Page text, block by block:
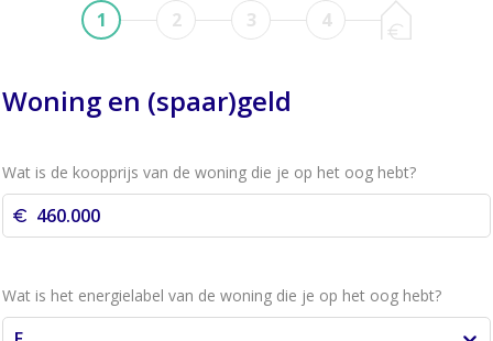
1 2 3 4
Woning en (spaar)geld
Wat is de koopprijs van de woning die je op het oog hebt?
Wat is het energielabel van de woning die je op het oog hebt?